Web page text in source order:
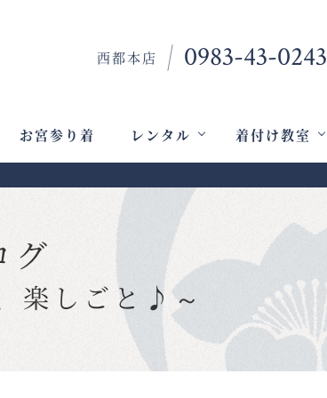
西都本店 0983-43-0243
お宮参り着 レンタル 着付け教室
グ
楽しごと♪～